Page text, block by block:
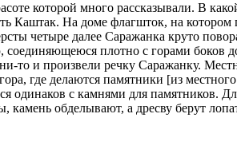
которой много рассказывали. В
Каштак. На доме флагшток, на
четыре далее Саражанка круто
плотно с горами боков
то и произвели речку Саражанку.
где делаются памятники [из
одинаков с камнями для памятников.
обделывают, а дресву берут